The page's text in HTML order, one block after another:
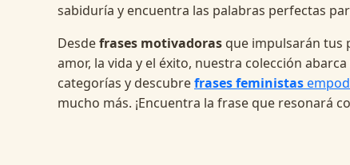
sabiduría y encuentra las palabras perfectas
Desdefrases motivadoras que impulsarán tus
amor, la vida y el éxito, nuestra colección
categorías y descubrefrases feministas
mucho más. ¡Encuentra la frase que resonará